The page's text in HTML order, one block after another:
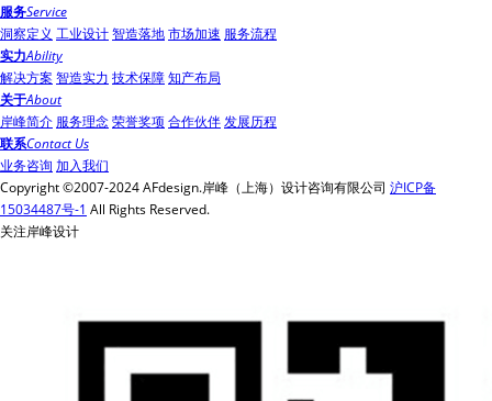
服务Service
洞察定义 工业设计智造落地市场加速 服务流程
实力Ability
解决方案 智造实力 技术保障知产布局
关于About
岸峰简介 服务理念荣誉奖项合作伙伴发展历程
联系Contact Us
业务咨询 加入我们
Copyright ©2007-2024 AFdesign.岸峰（上海）设计咨询有限公司 沪ICP备
15034487号-1 All Rights Reserved.
关注岸峰设计